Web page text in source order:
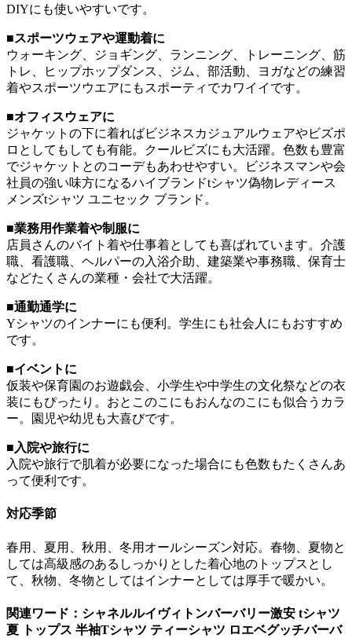
DIYにも使いやすいです。
■スポーツウェアや運動着に
ウォーキング、ジョギング、ランニング、トレーニング、筋
トレ、ヒップホップダンス、ジム、部活動、ヨガなどの練習
着やスポーツウエアにもスポーティでカワイイです。
■オフィスウェアに
ジャケットの下に着ればビジネスカジュアルウェアやビズポ
ロとしてもしても有能。クールビズにも大活躍。色数も豊富
でジャケットとのコーデもあわせやすい。ビジネスマンや会
社員の強い味方になるハイブランドtシャツ偽物レディース
メンズtシャツ ユニセック ブランド。
■業務用作業着や制服に
店員さんのバイト着や仕事着としても喜ばれています。介護
職、看護職、ヘルパーの入浴介助、建築業や事務職、保育士
などたくさんの業種・会社で大活躍。
■通勤通学に
Yシャツのインナーにも便利。学生にも社会人にもおすすめ
です。
■イベントに
仮装や保育園のお遊戯会、小学生や中学生の文化祭などの衣
装にもぴったり。おとこのこにもおんなのこにも似合うカラ
ー。園児や幼児も大喜びです。
■入院や旅行に
入院や旅行で肌着が必要になった場合にも色数もたくさんあ
って便利です。
対応季節
春用、夏用、秋用、冬用オールシーズン対応。春物、夏物と
しては高級感のあるしっかりとした着心地のトップスとし
て、秋物、冬物としてはインナーとしては厚手で暖かい。
関連ワード：シャネルルイヴィトンバーバリー激安 tシャツ
夏 トップス 半袖Tシャツ ティーシャツ ロエベグッチバーバ